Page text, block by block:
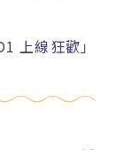
上線狂歡」